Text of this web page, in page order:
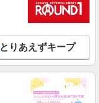
とりあえずキープ